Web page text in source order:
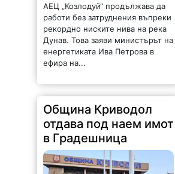
Дунав. Това заяви министърът на
енергетиката Ива Петрова в
ефира на...
отдава под наем имот
в Градешница